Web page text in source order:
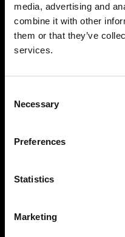
media, advertising and
combine it with other
them or that they’ve
services.
Selection
Necessary
Preferences
Statistics
Marketing
Varieté Dinner
Festsaal Hambacher
Schlossstraße